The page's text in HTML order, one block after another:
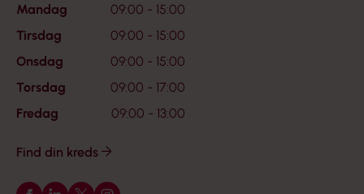
Mandag
09:00 - 15:00
Tirsdag
09:00 - 15:00
Onsdag
09:00 - 15:00
Torsdag
09:00 - 17:00
Fredag
09:00 - 13:00
Find din kreds